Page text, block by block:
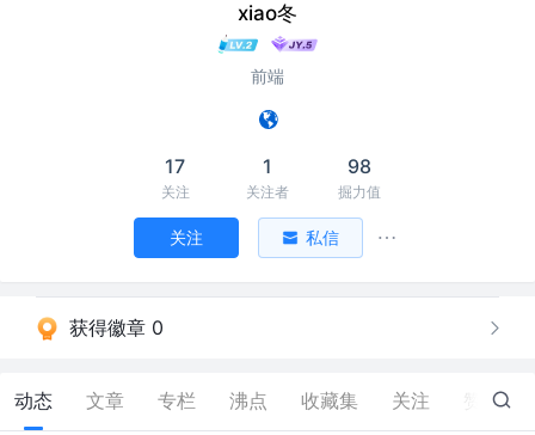
xiao冬
前端
17
关注
1
关注者
98
掘力值
关注 私信
获得徽章 0
动态 文章 专栏 沸点 收藏集 关注 2